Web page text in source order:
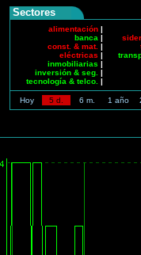
Sectores
alimentación |
banca |
const. & mat. |
eléctricas |
inmobiliarias |
inversión & seg. |
tecnología & telco. |
Hoy 5 d. 6 m. 1 año